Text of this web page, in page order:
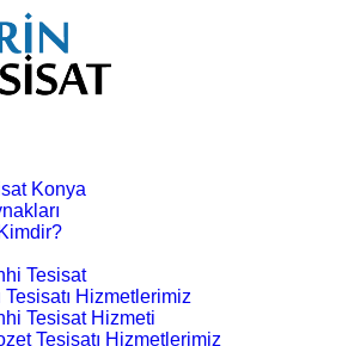
Konya
Tesisat
Hizmetlerimiz
Tesisat Hizmeti
Tesisatı Hizmetlerimiz